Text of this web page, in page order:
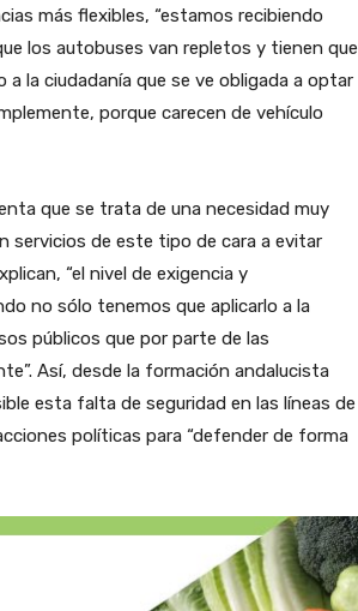
más flexibles, “estamos recibiendo
los autobuses van repletos y tienen que
la ciudadanía que se ve obligada a optar
porque carecen de vehículo
que se trata de una necesidad muy
servicios de este tipo de cara a evitar
“el nivel de exigencia y
no sólo tenemos que aplicarlo a la
públicos que por parte de las
Así, desde la formación andalucista
esta falta de seguridad en las líneas de
políticas para “defender de forma